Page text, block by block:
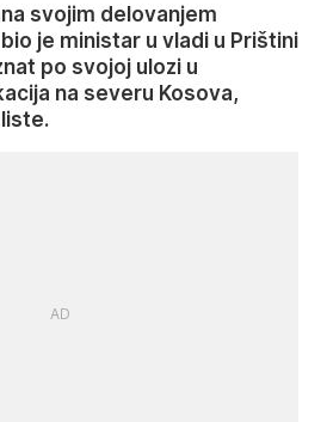
svojim delovanjem
je ministar u vladi u Prištini
po svojoj ulozi u
na severu Kosova,